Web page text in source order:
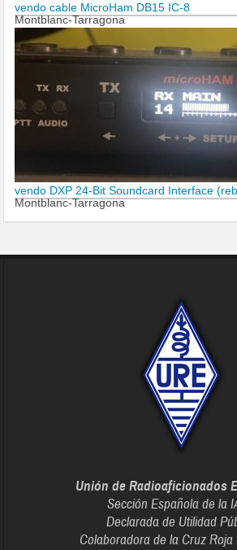
vendo cable MicroHam DB15 IC-8
Montblanc-Tarragona
vendo DXP 24-Bit Soundcard Interface
Montblanc-Tarragona
Unión de Radioaficionados
Sección Española de la
Declarada de Utilidad
Colaboradora de la Cruz Roja